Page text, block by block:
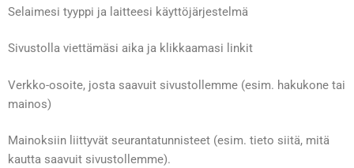
Selaimesi tyyppi ja laitteesi käyttöjärjestelmä
Sivustolla viettämäsi aika ja klikkaamasi linkit
Verkko-osoite, josta saavuit sivustollemme (esim. hakukone tai
mainos)
Mainoksiin liittyvät seurantatunnisteet (esim. tieto siitä, mitä
kautta saavuit sivustollemme).